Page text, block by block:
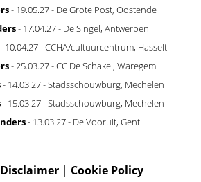
- 19.05.27 - De Grote Post, Oostende
- 17.04.27 - De Singel, Antwerpen
- 10.04.27 - CCHA/cultuurcentrum, Hasselt
- 25.03.27 - CC De Schakel, Waregem
- 14.03.27 - Stadsschouwburg, Mechelen
- 15.03.27 - Stadsschouwburg, Mechelen
- 13.03.27 - De Vooruit, Gent
Disclaimer | Cookie Policy